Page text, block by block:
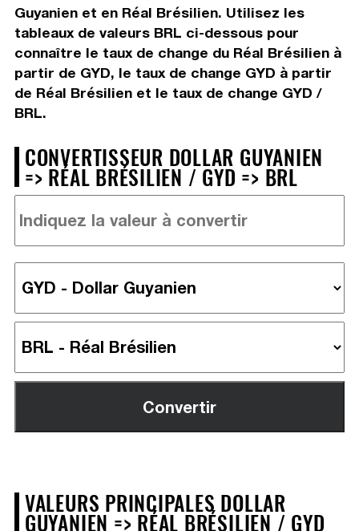
Guyanien et en Réal Brésilien. Utilisez les
tableaux de valeurs BRL ci-dessous pour
connaître le taux de change du Réal Brésilien à
partir de GYD, le taux de change GYD à partir
de Réal Brésilien et le taux de change GYD /
BRL.
CONVERTISSEUR DOLLAR GUYANIEN
=> RÉAL BRÉSILIEN / GYD => BRL
VALEURS PRINCIPALES DOLLAR
GUYANIEN => RÉAL BRÉSILIEN / GYD